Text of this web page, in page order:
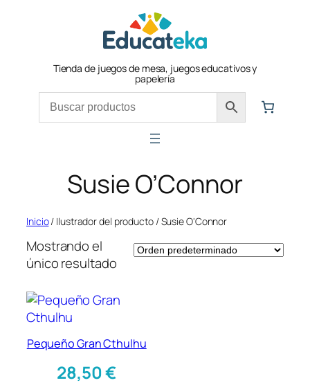
Tienda de juegos de mesa, juegos educativos y
papelería
Susie O’Connor
Inicio/ Ilustrador del producto / Susie O'Connor
Mostrando el
único resultado
Pequeño Gran Cthulhu
28,50€